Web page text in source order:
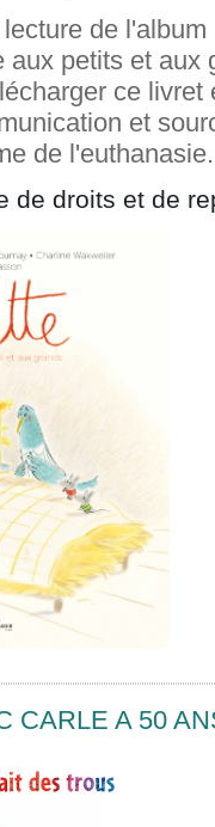
de
aux petits et aux
ce livret
et
de l'euthanasie.
de droits et de
CARLE A 50